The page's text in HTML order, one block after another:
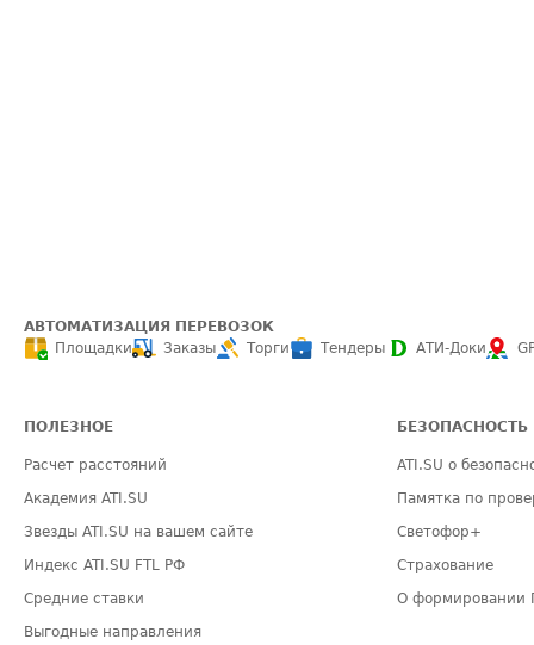
АВТОМАТИЗАЦИЯ ПЕРЕВОЗОК
Площадки
Заказы Торги Тендеры АТИ-Доки
ПОЛЕЗНОЕ
Расчет расстояний
Академия ATI.SU
Звезды ATI.SU на вашем сайте
Индекс ATI.SU FTL РФ
Средние ставки
Выгодные направления
БЕЗОПАСНОСТЬ
ATI.SU о
Памятка по
Светофор+
Страхование
О формировании